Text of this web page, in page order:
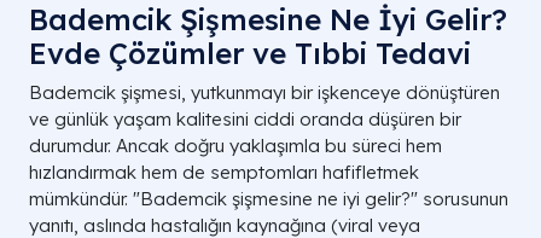
Bademcik Şişmesine Ne İyi Gelir?
Evde Çözümler ve Tıbbi Tedavi
Bademcik şişmesi, yutkunmayı bir işkenceye dönüştüren
ve günlük yaşam kalitesini ciddi oranda düşüren bir
durumdur. Ancak doğru yaklaşımla bu süreci hem
hızlandırmak hem de semptomları hafifletmek
mümkündür. "Bademcik şişmesine ne iyi gelir?" sorusunun
yanıtı, aslında hastalığın kaynağına (viral veya